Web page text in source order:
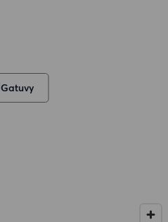
Gatuvy